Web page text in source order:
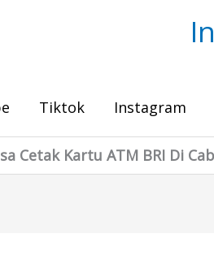
Tiktok Instagram
Cetak Kartu ATM BRI Di